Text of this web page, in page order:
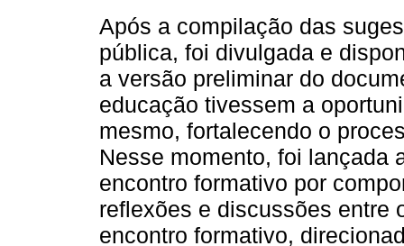
Após a compilação das
pública, foi divulgada e
a versão preliminar do
educação tivessem a
mesmo, fortalecendo o
Nesse momento, foi lançada
encontro formativo por
reflexões e discussões entre
encontro formativo,